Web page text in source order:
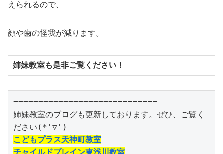
えられるので、
顔や歯の怪我が減ります。
姉妹教室も是非ご覧ください！
=============================
姉妹教室のブログも更新しております。ぜひ、ご覧く
こどもプラス天神町教室
チャイルドブレイン東浅川教室